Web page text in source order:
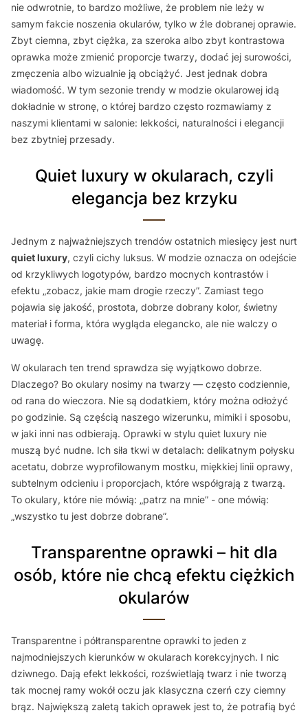
nie odwrotnie, to bardzo możliwe, że problem nie leży w
samym fakcie noszenia okularów, tylko w źle dobranej oprawie.
Zbyt ciemna, zbyt ciężka, za szeroka albo zbyt kontrastowa
oprawka może zmienić proporcje twarzy, dodać jej surowości,
zmęczenia albo wizualnie ją obciążyć. Jest jednak dobra
wiadomość. W tym sezonie trendy w modzie okularowej idą
dokładnie w stronę, o której bardzo często rozmawiamy z
naszymi klientami w salonie: lekkości, naturalności i elegancji
bez zbytniej przesady.
Quiet luxury w okularach, czyli
elegancja bez krzyku
Jednym z najważniejszych trendów ostatnich miesięcy jest nurt
quiet luxury, czyli cichy luksus. W modzie oznacza on odejście
od krzykliwych logotypów, bardzo mocnych kontrastów i
efektu „zobacz, jakie mam drogie rzeczy”. Zamiast tego
pojawia się jakość, prostota, dobrze dobrany kolor, świetny
materiał i forma, która wygląda elegancko, ale nie walczy o
uwagę.
W okularach ten trend sprawdza się wyjątkowo dobrze.
Dlaczego? Bo okulary nosimy na twarzy — często codziennie,
od rana do wieczora. Nie są dodatkiem, który można odłożyć
po godzinie. Są częścią naszego wizerunku, mimiki i sposobu,
w jaki inni nas odbierają. Oprawki w stylu quiet luxury nie
muszą być nudne. Ich siła tkwi w detalach: delikatnym połysku
acetatu, dobrze wyprofilowanym mostku, miękkiej linii oprawy,
subtelnym odcieniu i proporcjach, które współgrają z twarzą.
To okulary, które nie mówią: „patrz na mnie” - one mówią:
„wszystko tu jest dobrze dobrane”.
Transparentne oprawki – hit dla
osób, które nie chcą efektu ciężkich
okularów
Transparentne i półtransparentne oprawki to jeden z
najmodniejszych kierunków w okularach korekcyjnych. I nic
dziwnego. Dają efekt lekkości, rozświetlają twarz i nie tworzą
tak mocnej ramy wokół oczu jak klasyczna czerń czy ciemny
brąz. Największą zaletą takich oprawek jest to, że potrafią być